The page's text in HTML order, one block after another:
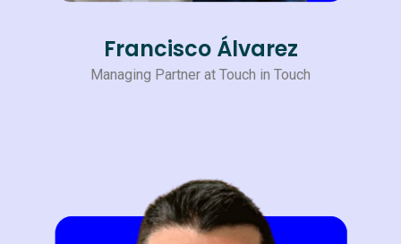
Francisco Álvarez
Managing Partner at Touch in Touch